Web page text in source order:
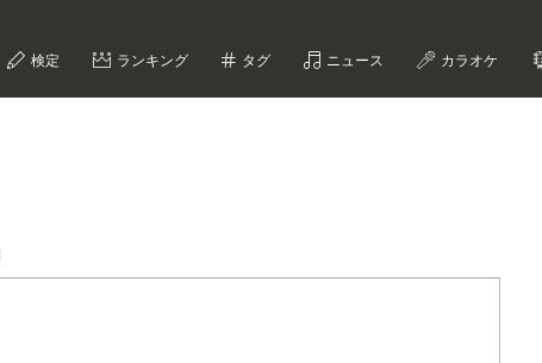
検定 ランキング タグ ニュース カラオケ